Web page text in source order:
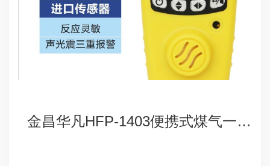
金昌华凡HFP-1403便携式煤气一氧化碳气体检测仪报警器